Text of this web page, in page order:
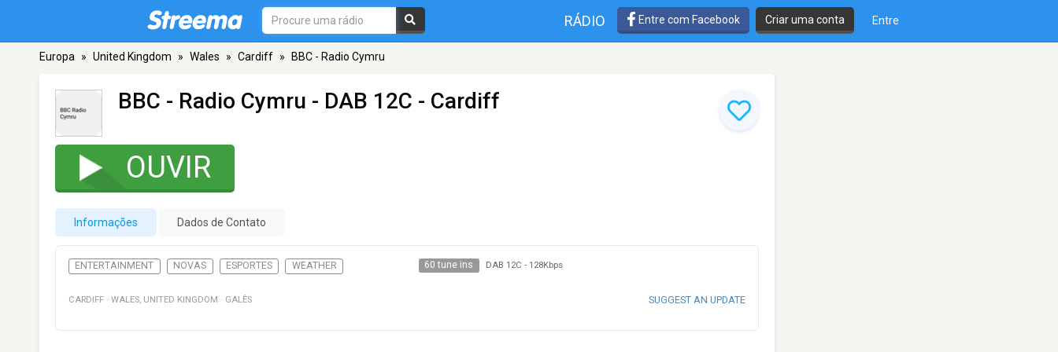
RÁDIO Entre com Facebook Criar uma conta Entre
Europa » United Kingdom » Wales » Cardiff » BBC - Radio Cymru
BBC - Radio Cymru - DAB 12C - Cardiff
OUVIR
Informações Dados de Contato
ENTERTAINMENT NOVAS ESPORTES WEATHER 60 tune ins DAB 12C - 128Kbps
CARDIFF · WALES, UNITED KINGDOM · GALÊS SUGGEST AN UPDATE